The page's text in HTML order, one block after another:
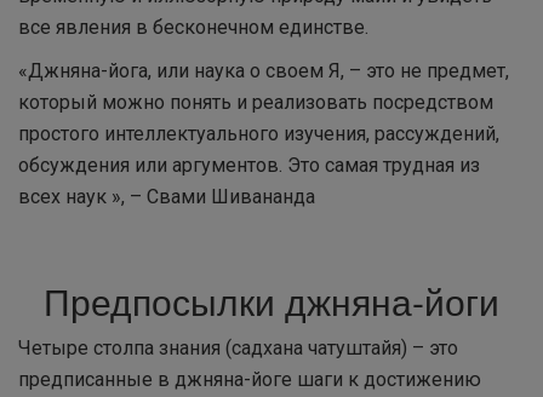
все явления в бесконечном единстве.
«Джняна-йога, или наука о своем Я, – это не предмет,
который можно понять и реализовать посредством
простого интеллектуального изучения, рассуждений,
обсуждения или аргументов. Это самая трудная из
всех наук », – Свами Шивананда
Предпосылки джняна-йоги
Четыре столпа знания (садхана чатуштайя) – это
предписанные в джняна-йоге шаги к достижению